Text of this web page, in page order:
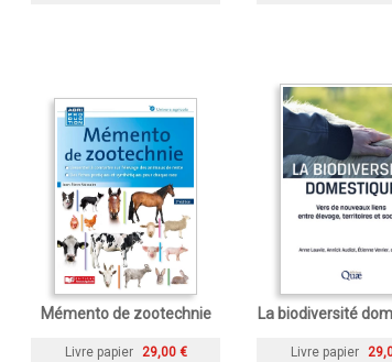
Mémento de zootechnie
Livre papier 29,00 €
La biodiversité
Livre papier